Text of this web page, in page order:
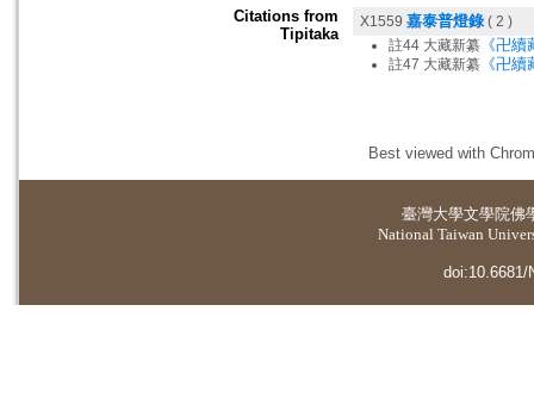
Citations from
Tipitaka
X1559 嘉泰普燈錄( 2 )
註44 大藏新纂 《卍
註47 大藏新纂 《卍
Best viewed with
臺灣大學文學院佛
National Taiwan
doi:10.6681/